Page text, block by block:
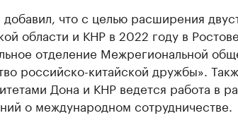
что с целью расширения
области и КНР в 2022 году в
отделение Межрегиональной
российско-китайской дружбы».
Дона и КНР ведется работа в
о международном сотрудничестве.